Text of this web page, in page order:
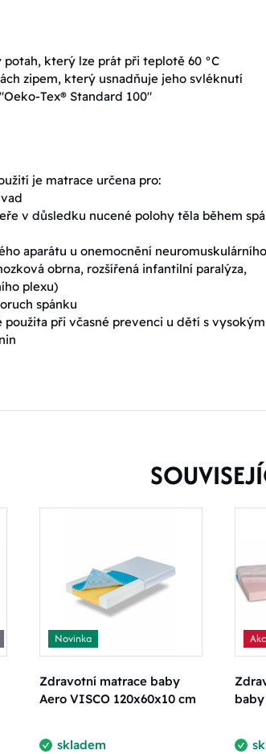
který lze prát při teplotě 60 °C
zipem, který usnadňuje jeho svléknutí
Tex® Standard 100"
je matrace určena pro:
v důsledku nucené polohy těla během
aparátu u onemocnění neuromuskulárního
obrna, rozšířená infantilní paralýza,
plexu)
spánku
použita při včasné prevenci u dětí s vysokým
Novinka
Zdravotní matrace baby
Aero VISCO 120x60x10 cm
skladem